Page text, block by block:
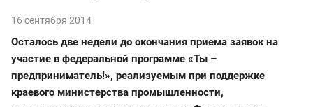
16 сентября 2014
Осталось две недели до окончания приема заявок на
участие в федеральной программе «Ты –
предприниматель!», реализуемым при поддержке
краевого министерства промышленности,